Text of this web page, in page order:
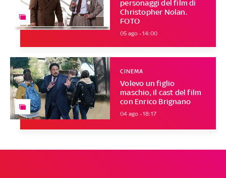
personaggi del film di
Christopher Nolan.
FOTO
05 ago - 14:00
Volevo un figlio
maschio, il cast del film
con Enrico Brignano
CINEMA
04 ago - 18:17